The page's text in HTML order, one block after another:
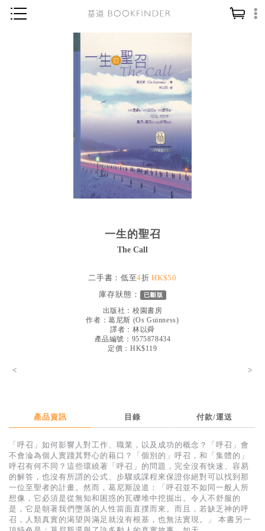
讀經／研經
教會歷史
靈修／禱告
信徒生活
教會事工
見證／傳記
暢銷榜
中文二手書
英文二手書
精選英文書
電子書
一生的聖召
The Call
二手書：低至4折HK$50
庫存狀態：
已斷版
出版社： 校園書房
作者：葛尼斯 (Os Guinness)
譯者： 林以舜
產品編號：9575878434
定價：HK$119
< >
產品資訊 目錄 付款/運送
「呼召」如何影響人對工作、職業，以及成功的概念？「呼召」會
不會淪為個人實踐其野心的藉口？「個別的」呼召，和「集體的」
呼召有何不同？這些環繞著「呼召」的問題，完全沒有快速、容易
的解答，也沒有所謂的公式、步驟或課程來保證你絕對可以找到那
一位至聖者的計畫。然而，葛尼斯說道：「呼召並不如同一般人所
想像，它必須是從無知和困惑的瓦礫堆中挖掘出。令人不舒服的
是，它是朝著我們墮落的人性當面直撲而來。而且，若缺乏神的呼
召，人類真實的渴望與滿足就沒有根基，也無法實現。」 本書另一